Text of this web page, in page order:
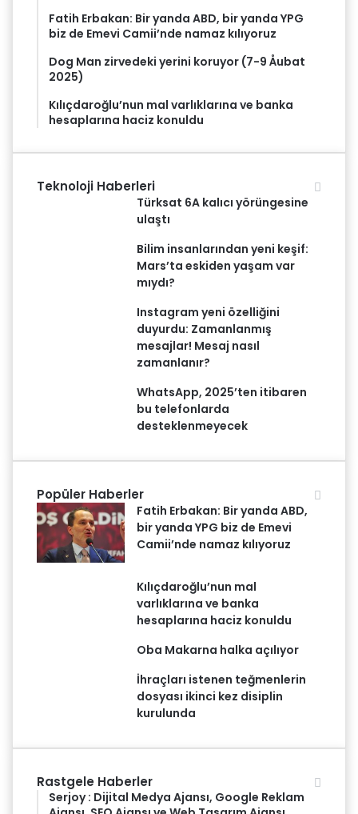
Fatih Erbakan: Bir yanda ABD, bir yanda YPG
biz de Emevi Camii’nde namaz kılıyoruz
Dog Man zirvedeki yerini koruyor (7-9 Åubat
2025)
Kılıçdaroğlu’nun mal varlıklarına ve banka
hesaplarına haciz konuldu
Teknoloji Haberleri
Türksat 6A kalıcı yörüngesine
ulaştı
Bilim insanlarından yeni keşif:
Mars’ta eskiden yaşam var
mıydı?
Instagram yeni özelliğini
duyurdu: Zamanlanmış
mesajlar! Mesaj nasıl
zamanlanır?
WhatsApp, 2025’ten itibaren
bu telefonlarda
desteklenmeyecek
Popüler Haberler
Fatih Erbakan: Bir yanda ABD,
bir yanda YPG biz de Emevi
Camii’nde namaz kılıyoruz
Kılıçdaroğlu’nun mal
varlıklarına ve banka
hesaplarına haciz konuldu
Oba Makarna halka açılıyor
İhraçları istenen teğmenlerin
dosyası ikinci kez disiplin
kurulunda
Rastgele Haberler
Serjoy : Dijital Medya Ajansı, Google Reklam